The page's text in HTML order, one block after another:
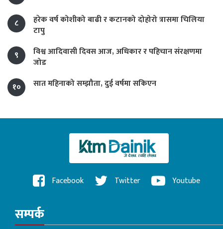
८
हरेक वर्ष कोशीको बाढी र कटानको दोहोरो त्रासमा चिलिया
टापु
९
विश्व आदिवासी दिवस आज, अधिकार र पहिचान संरक्षणमा
जोड
१०
सात महिनाको सम्झौता, दुई वर्षमा सकिएन
Facebook Twitter Youtube
सम्पर्क